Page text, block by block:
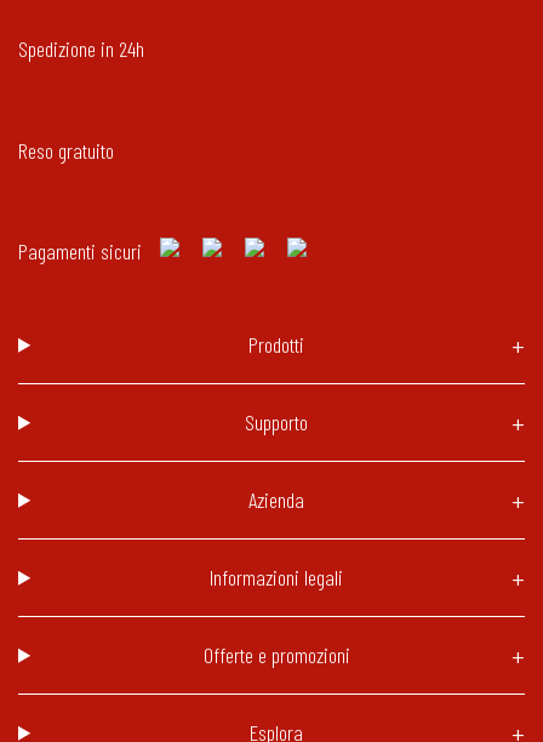
Spedizione in 24h
Reso gratuito
Pagamenti sicuri
Prodotti
Supporto
Azienda
Informazioni legali
Offerte e promozioni
Esplora